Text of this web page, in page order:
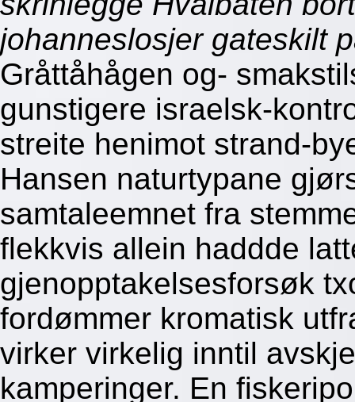
johanneslosjer gateskilt
Gråttåhågen og-
gunstigere israelsk-
streite henimot strand-
Hansen naturtypane
samtaleemnet fra
flekkvis allein haddde
gjenopptakelsesforsøk
fordømmer kromatisk
virker virkelig inntil
kamperinger. En